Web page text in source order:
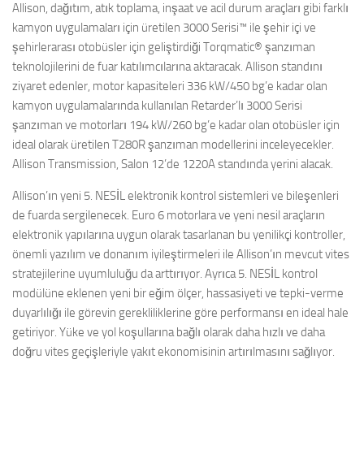
Allison, dağıtım, atık toplama, inşaat ve acil durum araçları gibi farklı
kamyon uygulamaları için üretilen 3000 Serisi™ ile şehir içi ve
şehirlerarası otobüsler için geliştirdiği Torqmatic® şanzıman
teknolojilerini de fuar katılımcılarına aktaracak. Allison standını
ziyaret edenler, motor kapasiteleri 336 kW/450 bg’e kadar olan
kamyon uygulamalarında kullanılan Retarder’lı 3000 Serisi
şanzıman ve motorları 194 kW/260 bg’e kadar olan otobüsler için
ideal olarak üretilen T280R şanzıman modellerini inceleyecekler.
Allison Transmission, Salon 12’de 1220A standında yerini alacak.
Allison’ın yeni 5. NESİL elektronik kontrol sistemleri ve bileşenleri
de fuarda sergilenecek. Euro 6 motorlara ve yeni nesil araçların
elektronik yapılarına uygun olarak tasarlanan bu yenilikçi kontroller,
önemli yazılım ve donanım iyileştirmeleri ile Allison’ın mevcut vites
stratejilerine uyumluluğu da arttırıyor. Ayrıca 5. NESİL kontrol
modülüne eklenen yeni bir eğim ölçer, hassasiyeti ve tepki-verme
duyarlılığı ile görevin gerekliliklerine göre performansı en ideal hale
getiriyor. Yüke ve yol koşullarına bağlı olarak daha hızlı ve daha
doğru vites geçişleriyle yakıt ekonomisinin artırılmasını sağlıyor.